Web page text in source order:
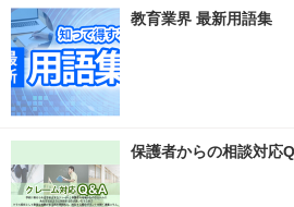
教育業界 最新用語集
保護者からの相談対応